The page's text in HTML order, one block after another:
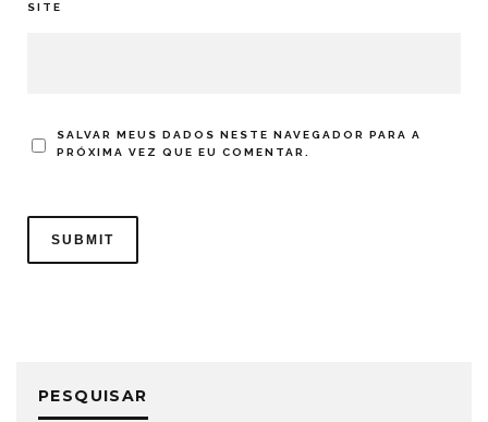
SITE
SALVAR MEUS DADOS NESTE NAVEGADOR PARA A
PRÓXIMA VEZ QUE EU COMENTAR.
PESQUISAR